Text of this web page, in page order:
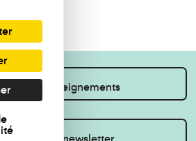
des renseignements